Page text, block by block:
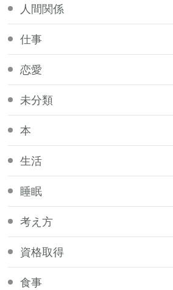
人間関係
仕事
恋愛
未分類
本
生活
睡眠
考え方
資格取得
食事